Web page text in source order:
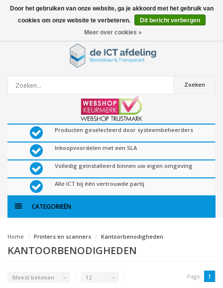
0artikelen
Zoeken
Producten geselecteerd door systeembeheerders
Inkoopvoordelen met een SLA
Volledig geïnstalleerd binnen uw eigen omgeving
Alle ICT bij één vertrouwde partij
CATEGORIEËN
Home Printers en scanners Kantoorbenodigheden
KANTOORBENODIGHEDEN
Meest bekeken 12 Page: 1
Door het gebruiken van onze website, ga je akkoord met het gebruik van
cookies om onze website te verbeteren.
Dit bericht verbergen
Meer over cookies »